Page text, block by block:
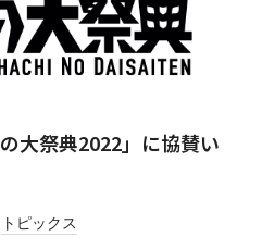
大祭典2022」に協賛い
トピックス